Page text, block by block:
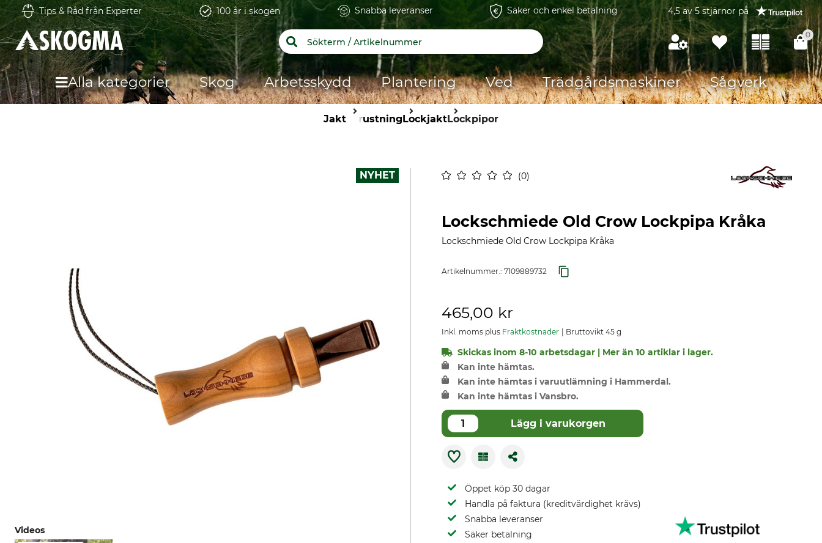
Tips & Råd från Experter 100 år i skogen Snabba leveranser Säker och enkel betalning 4,5 av 5 stjärnor på
0
Alla kategorier Skog Arbetsskydd Plantering Ved Trädgårdsmaskiner Sågverk
Jakt UtrustningLockjaktLockpipor
0
Videos
NYHET
Lockschmiede Old Crow Lockpipa Kråka
Lockschmiede Old Crow Lockpipa Kråka
Artikelnummer.: 7109889732
465,00 kr
Inkl. moms plus Fraktkostnader Bruttovikt 45 g
Skickas inom 8-10 arbetsdagar | Mer än 10 artiklar i lager.
Kan inte hämtas.
Kan inte hämtas i varuutlämning i Hammerdal.
Kan inte hämtas i Vansbro.
Lägg i varukorgen
Öppet köp 30 dagar
Handla på faktura (kreditvärdighet krävs)
Snabba leveranser
Säker betalning